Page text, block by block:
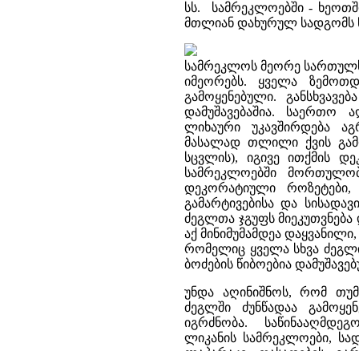
სს. სამრეკლოებში -
მთლიან დახურულ სადგომს
სამრეკლოს მეორე სართულს
იმეორებს. ყველა
გამოყენებული.
დამუშავებაშია. საერთო
ლიხაური უკავშირდება
მასალად თლილი ქვის
სცვლის), იგივე ითქმის
სამრეკლოებში
დეკორატიული როზეტები,
გამარტივებისა და
ძეგლთა ჯგუფს
აქ მინიმუმამდეა
რომელიც ყველა სხვა
ბოძების წიბოებია
უნდა აღინიშნოს, რომ
ძეგლში ძუნწადაა
იგრძნობა.
ლიკანის სამრეკლოები,